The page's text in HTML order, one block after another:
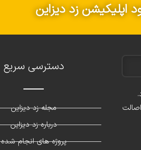
اپلیکیشن زد دیزاین
دسترسی سریع
مجله زد دیزاین
درباره زد دیزاین
پروژه های انجام شده